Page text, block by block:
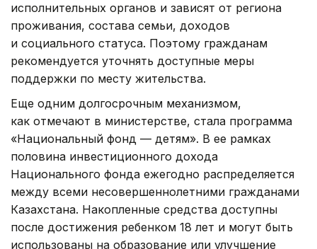
исполнительных органов и зависят от региона
проживания, состава семьи, доходов
и социального статуса. Поэтому гражданам
рекомендуется уточнять доступные меры
поддержки по месту жительства.
Еще одним долгосрочным механизмом,
как отмечают в министерстве, стала программа
«Национальный фонд — детям». В ее рамках
половина инвестиционного дохода
Национального фонда ежегодно распределяется
между всеми несовершеннолетними гражданами
Казахстана. Накопленные средства доступны
после достижения ребенком 18 лет и могут быть
использованы на образование или улучшение